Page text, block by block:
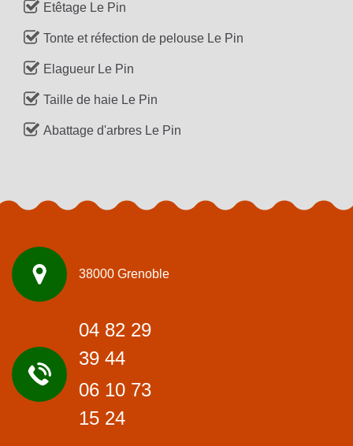
Etêtage Le Pin
Tonte et réfection de pelouse Le Pin
Elagueur Le Pin
Taille de haie Le Pin
Abattage d'arbres Le Pin
38000 Grenoble
04 82 29
39 44
06 10 73
15 24